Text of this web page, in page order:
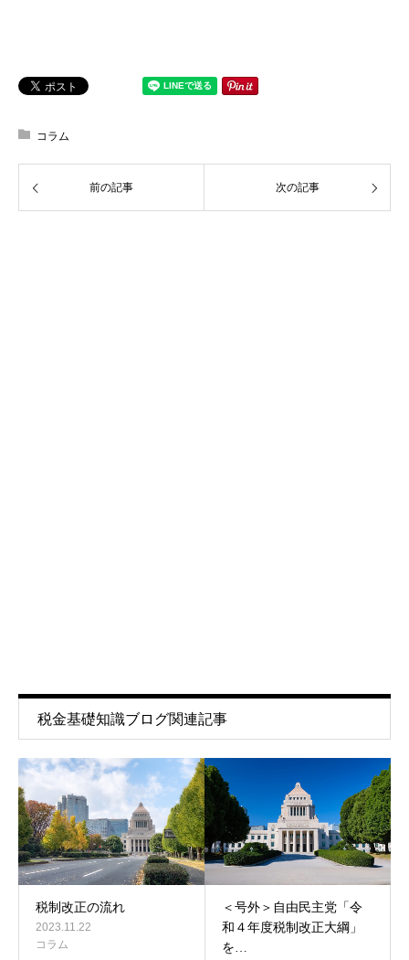
コラム
前の記事 次の記事
税金基礎知識ブログ関連記事
税制改正の流れ
2023.11.22
コラム
＜号外＞自由民主党「令
和４年度税制改正大綱」
を…